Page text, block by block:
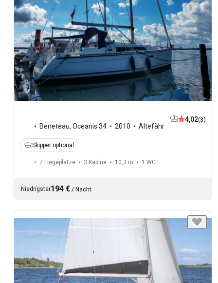
Beneteau, Oceanis 34 2010 Altefähr
4,02(3)
Skipper optional
7 Liegeplätze 3 Kabine 10,3 m 1 WC
Niedrigster194 € / Nacht